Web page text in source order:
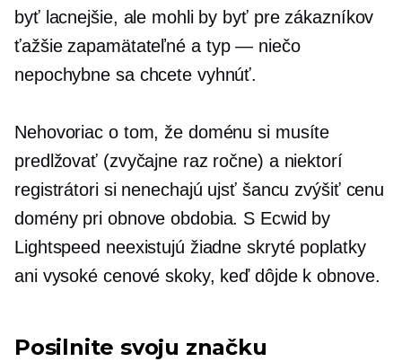
byť lacnejšie, ale mohli by byť pre zákazníkov
ťažšie zapamätateľné a typ — niečo
nepochybne sa chcete vyhnúť.
Nehovoriac o tom, že doménu si musíte
predlžovať (zvyčajne raz ročne) a niektorí
registrátori si nenechajú ujsť šancu zvýšiť cenu
domény pri obnove obdobia. S Ecwid by
Lightspeed neexistujú žiadne skryté poplatky
ani vysoké cenové skoky, keď dôjde k obnove.
Posilnite svoju značku